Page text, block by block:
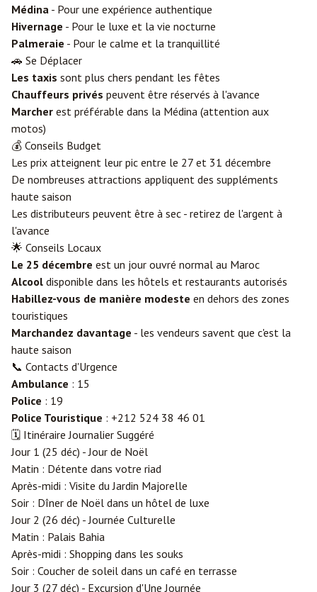
Médina - Pour une expérience authentique
Hivernage - Pour le luxe et la vie nocturne
Palmeraie - Pour le calme et la tranquillité
🚗 Se Déplacer
Les taxis sont plus chers pendant les fêtes
Chauffeurs privés peuvent être réservés à l'avance
Marcher est préférable dans la Médina (attention aux
motos)
💰 Conseils Budget
Les prix atteignent leur pic entre le 27 et 31 décembre
De nombreuses attractions appliquent des suppléments
haute saison
Les distributeurs peuvent être à sec - retirez de l'argent à
l'avance
🌟 Conseils Locaux
Le 25 décembre est un jour ouvré normal au Maroc
Alcool disponible dans les hôtels et restaurants autorisés
Habillez-vous de manière modeste en dehors des zones
touristiques
Marchandez davantage - les vendeurs savent que c'est la
haute saison
📞 Contacts d'Urgence
Ambulance : 15
Police : 19
Police Touristique : +212 524 38 46 01
🗓️ Itinéraire Journalier Suggéré
Jour 1 (25 déc) - Jour de Noël
Matin : Détente dans votre riad
Après-midi : Visite du Jardin Majorelle
Soir : Dîner de Noël dans un hôtel de luxe
Jour 2 (26 déc) - Journée Culturelle
Matin : Palais Bahia
Après-midi : Shopping dans les souks
Soir : Coucher de soleil dans un café en terrasse
Jour 3 (27 déc) - Excursion d'Une Journée